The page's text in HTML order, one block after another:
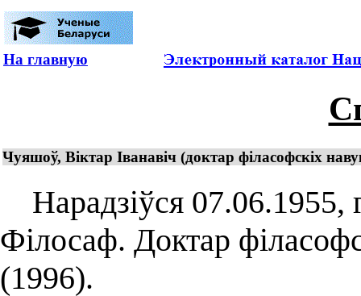
На главную
Чуяшоў, Віктар Іванавіч (доктар філасофскіх
Нарадзіўся 07.06.1955,
Філосаф. Доктар
(1996).